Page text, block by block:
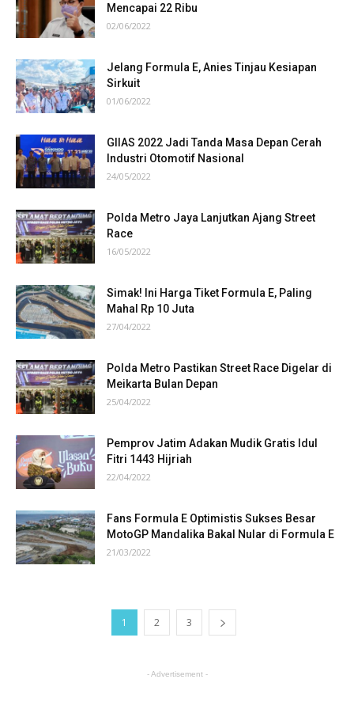
Mencapai 22 Ribu
02/06/2022
Jelang Formula E, Anies Tinjau Kesiapan
Sirkuit
01/06/2022
GIIAS 2022 Jadi Tanda Masa Depan Cerah
Industri Otomotif Nasional
24/05/2022
Polda Metro Jaya Lanjutkan Ajang Street
Race
16/05/2022
Simak! Ini Harga Tiket Formula E, Paling
Mahal Rp 10 Juta
27/04/2022
Polda Metro Pastikan Street Race Digelar di
Meikarta Bulan Depan
25/04/2022
Pemprov Jatim Adakan Mudik Gratis Idul
Fitri 1443 Hijriah
22/04/2022
Fans Formula E Optimistis Sukses Besar
MotoGP Mandalika Bakal Nular di Formula E
21/03/2022
1 2 3
- Advertisement -